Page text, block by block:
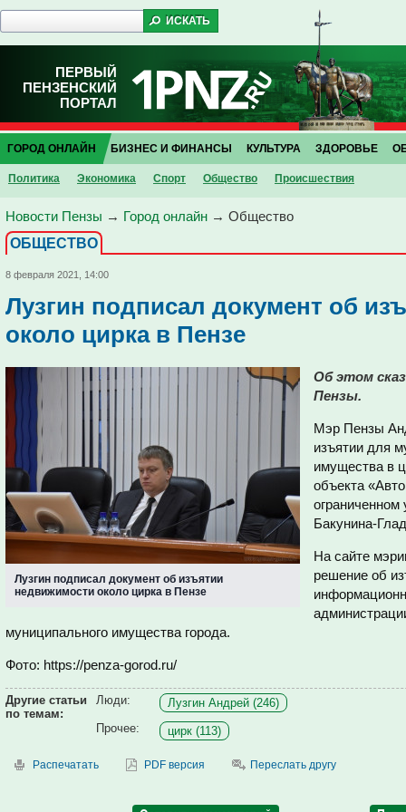
ПЕРВЫЙ
ПЕНЗЕНСКИЙ
ПОРТАЛ
ГОРОД ОНЛАЙН
Политика Экономика Спорт Общество Проиcшествия
БИЗНЕС И ФИНАНСЫ КУЛЬТУРА ЗДОРОВЬЕ
Новости Пензы → Город онлайн → Общество
ОБЩЕСТВО
8 февраля 2021, 14:00
Лузгин подписал документ об
около цирка в Пензе
Лузгин подписал документ об изъятии
недвижимости около цирка в Пензе
Об этом
Пензы.
Мэр Пензы
изъятии для
имущества в
объекта
Бакунина-
На сайте
решение об
муниципального имущества города.
Фото: https://penza-gorod.ru/
Другие статьи
по темам:
Люди:
Лузгин Андрей (246)
Прочее:
цирк (113)
Распечатать PDF версия Переслать другу